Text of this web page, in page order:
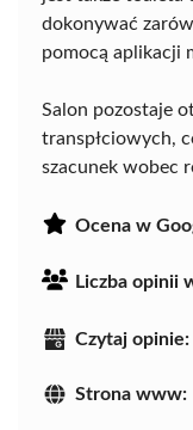
dokonywać
pomocą aplikacji
Salon pozostaje
transpłciowych,
szacunek wobec
Ocena w
Liczba opinii
Czytaj opinie:
Strona www: